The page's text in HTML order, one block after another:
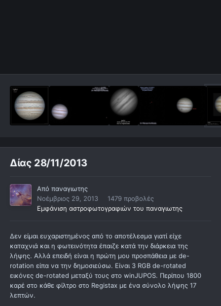
Δίας 28/11/2013
Από παναγιωτης
Νοέμβριος 29, 2013
1479 προβολές
Εμφάνιση αστροφωτογραφιών του παναγιωτης
Δεν είμαι ευχαριστημένος από το αποτέλεσμα γιατί είχε
καταχνιά και η φωτεινότητα έπαιζε κατά την διάρκεια της
λήψης. Αλλά επειδή είναι η πρώτη μου προσπάθεια με de-
rotation είπα να την δημοσιεύσω. Είναι 3 RGB de-rotated
εικόνες de-rotated μεταξύ τους στο winJUPOS. Περίπου 1800
καρέ στο κάθε φίλτρο στο Registax με ένα σύνολο λήψης 17
λεπτών.